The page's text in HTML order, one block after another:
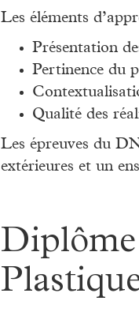
Les éléments
Présentation
Pertinence du
Qualité des
Les épreuves du
extérieures et un
Diplôme